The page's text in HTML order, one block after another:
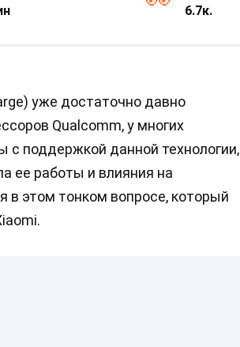
6.7к.
уже достаточно давно
Qualcomm, у многих
с поддержкой данной технологии,
ее работы и влияния на
в этом тонком вопросе, который